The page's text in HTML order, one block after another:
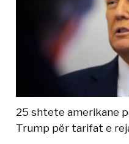
25 shtete amerikane
Trump për tarifat e